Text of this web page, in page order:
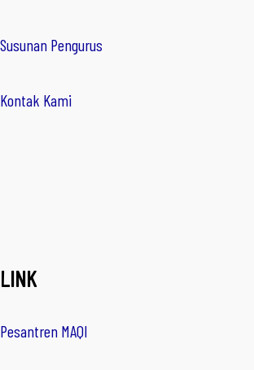
Susunan Pengurus
Kontak Kami
LINK
Pesantren MAQI